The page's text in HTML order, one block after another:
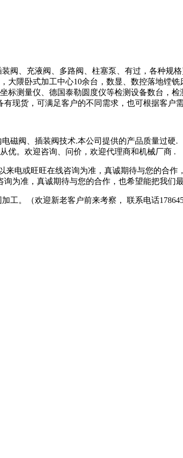
阀、充液阀、多路阀、柱塞泵、有过，各种规
大隈卧式加工中心10余台，数显、数控落地镗
标测量仪、德国泰勒圆度仪等检测设备数台，
现货，可满足客户的不同需求，也可根据客户
磁阀、插装阀技术.本公司提供的产品质量过硬.
优。欢迎咨询、问价，欢迎代理商和机械厂商 .
电或旺旺在线咨询为准，真诚期待与您的合
为准，真诚期待与您的合作，也希望能把我们
工。（欢迎新老客户前来考察， 联系电话